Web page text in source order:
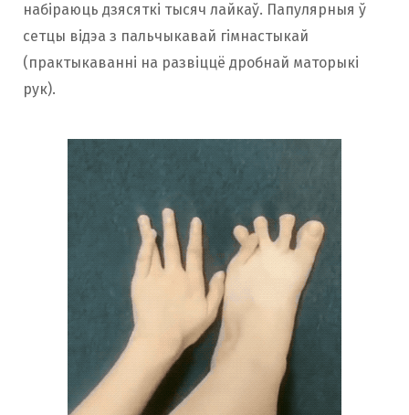
набіраюць дзясяткі тысяч лайкаў. Папулярныя ў
сетцы відэа з пальчыкавай гімнастыкай
(практыкаванні на развіццё дробнай маторыкі
рук).